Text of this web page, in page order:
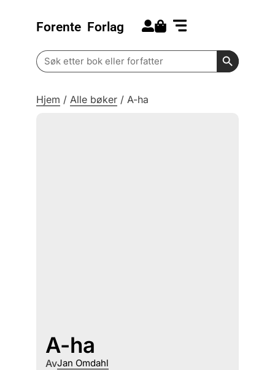
Forente Forlag
Search
for:
Search
Hjem / Alle bøker / A-ha
A-ha
AvJan Omdahl